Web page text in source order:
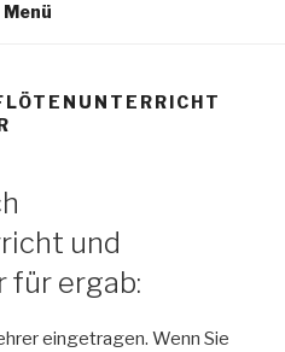
Menü
und
für ergab:
eingetragen. Wenn Sie